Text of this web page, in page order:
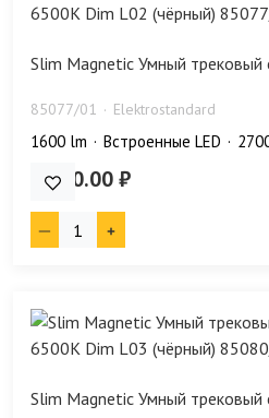
Slim Magnetic Умный трековый
85077/01 Elektrostandard
1600 lm Встроенные LED
6 190.00 ₽
Slim Magnetic Умный трековый